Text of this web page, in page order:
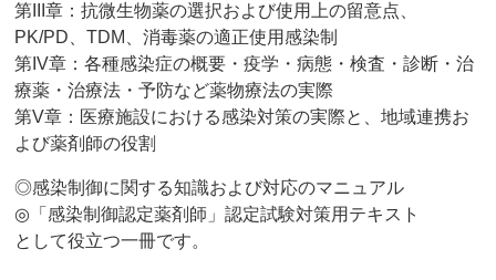
第III章：抗微生物薬の選択および使用上の留意点、
PK/PD、TDM、消毒薬の適正使用感染制
第IV章：各種感染症の概要・疫学・病態・検査・診断・治
療薬・治療法・予防など薬物療法の実際
第V章：医療施設における感染対策の実際と、地域連携お
よび薬剤師の役割
◎感染制御に関する知識および対応のマニュアル
◎「感染制御認定薬剤師」認定試験対策用テキスト
として役立つ一冊です。